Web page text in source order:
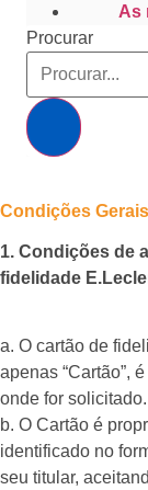
As
Procurar
Condições
1. Condições de
fidelidade
a. O cartão de
apenas “Cartão”,
onde for solicitado.
b. O Cartão é
identificado no
seu titular,